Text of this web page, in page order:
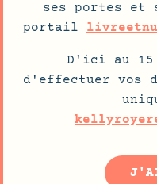
ses portes et
portail
D'ici au 15
d'effectuer vos
J'AI